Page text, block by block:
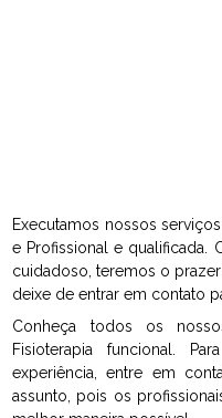
Executamos nossos
e Profissional e qualificada.
cuidadoso, teremos o
deixe de entrar em contato
Conheça todos os
Fisioterapia funcional.
experiência, entre em
assunto, pois os